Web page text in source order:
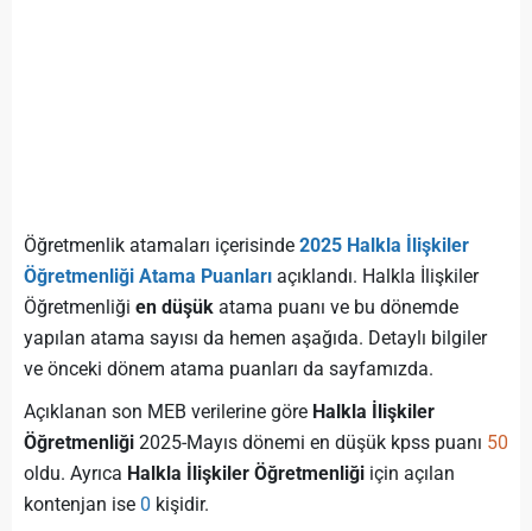
Öğretmenlik atamaları içerisinde 2025 Halkla İlişkiler
Öğretmenliği Atama Puanları açıklandı. Halkla İlişkiler
Öğretmenliği en düşük atama puanı ve bu dönemde
yapılan atama sayısı da hemen aşağıda. Detaylı bilgiler
ve önceki dönem atama puanları da sayfamızda.
Açıklanan son MEB verilerine göre Halkla İlişkiler
Öğretmenliği 2025-Mayıs dönemi en düşük kpss puanı 50
oldu. Ayrıca Halkla İlişkiler Öğretmenliği için açılan
kontenjan ise 0 kişidir.